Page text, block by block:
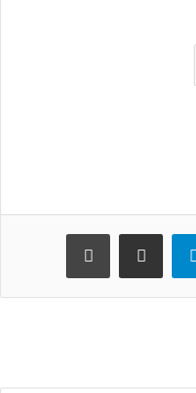
اشتراک گذاری از طریق ایمیل